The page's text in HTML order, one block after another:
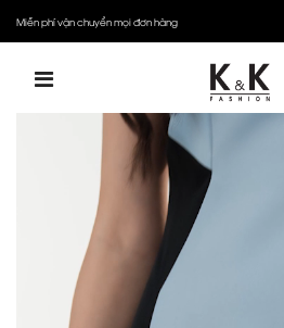
Miễn phí vận chuyển mọi đơn hàng